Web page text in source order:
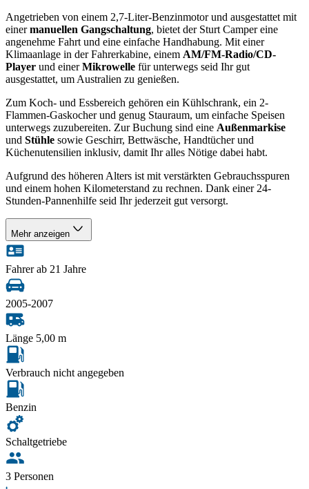
Angetrieben von einem 2,7-Liter-Benzinmotor und ausgestattet mit
einermanuellen Gangschaltung, bietet der Sturt Camper eine
angenehme Fahrt und eine einfache Handhabung. Mit einer
Klimaanlage in der Fahrerkabine, einem AM/FM-Radio/CD-
Player und einerMikrowelle für unterwegs seid Ihr gut
ausgestattet, um Australien zu genießen.
Zum Koch- und Essbereich gehören ein Kühlschrank, ein 2-
Flammen-Gaskocher und genug Stauraum, um einfache Speisen
unterwegs zuzubereiten. Zur Buchung sind eine Außenmarkise
und Stühle sowie Geschirr, Bettwäsche, Handtücher und
Küchenutensilien inklusiv, damit Ihr alles Nötige dabei habt.
Aufgrund des höheren Alters ist mit verstärkten Gebrauchsspuren
und einem hohen Kilometerstand zu rechnen. Dank einer 24-
Stunden-Pannenhilfe seid Ihr jederzeit gut versorgt.
Mehr anzeigen
Fahrer ab 21 Jahre
2005-2007
Länge 5,00 m
Verbrauch nicht angegeben
Benzin
Schaltgetriebe
3 Personen